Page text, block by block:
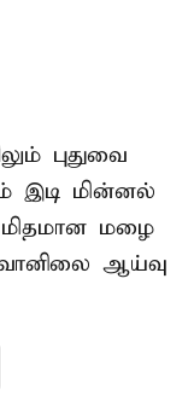
புதுவை
இடி மின்னல்
மிதமான மழை
ஆய்வு